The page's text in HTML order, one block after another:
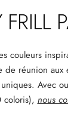
couleurs
réunion
Avec
coloris), nous